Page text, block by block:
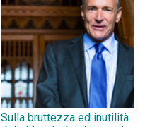
Sulla bruttezza ed inutilità